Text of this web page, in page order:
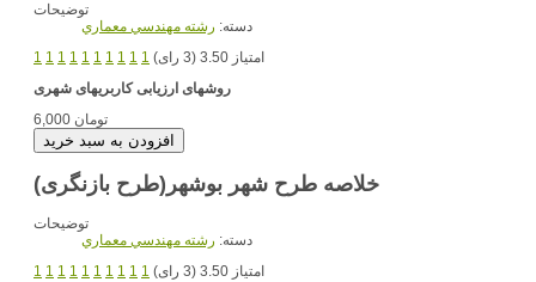
توضیحات
دسته: رشته مهندسي معماري
1 1 1 1 1 1 1 1 1 1
امتیاز 3.50 (3 رای)
روش‏های ارزیابی کاربری‏های شهری
6,000 تومان
خلاصه طرح شهر بوشهر(طرح بازنگری)
توضیحات
دسته: رشته مهندسي معماري
1 1 1 1 1 1 1 1 1 1
امتیاز 3.50 (3 رای)